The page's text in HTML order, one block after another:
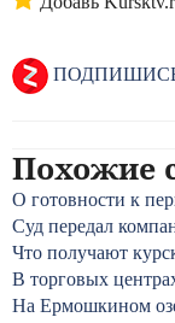
Похожие
О готовности к
Суд передал
Что получают
В торговых
На Ермошкином